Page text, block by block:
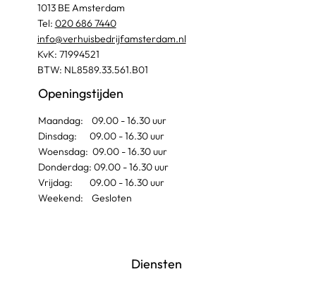
Diensten
1013 BE Amsterdam
Tel: 020 686 7440
info@verhuisbedrijfamsterdam.nl​
KvK: 71994521
BTW: NL8589.33.561.B01
Openingstijden
Maandag: 09.00 - 16.30 uur
Dinsdag: 09.00 - 16.30 uur
Woensdag: 09.00 - 16.30 uur
Donderdag: 09.00 - 16.30 uur
Vrijdag: 09.00 - 16.30 uur
Weekend: Gesloten